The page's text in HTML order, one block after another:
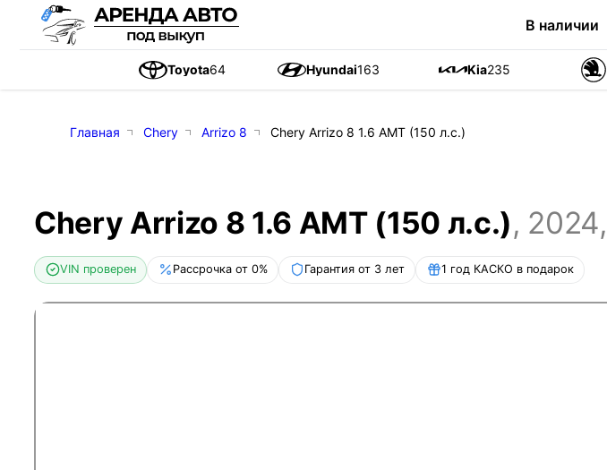
В наличии
Toyota64 Hyundai163 Kia235
Главная Chery Arrizo 8 Chery Arrizo 8 1.6 AMT (150 л.с.)
Chery Arrizo 8 1.6 AMT (150 л.с.), 2024,
VIN проверен Рассрочка от 0% Гарантия от 3 лет 1 год КАСКО в подарок